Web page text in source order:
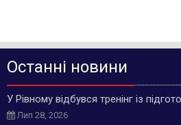
Останні новини
У Рівному відбувся тренінг із
Лип 28, 2026